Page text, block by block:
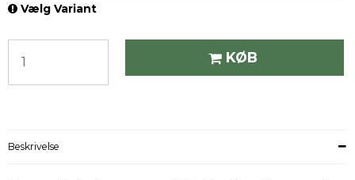
Vælg Variant
KØB
Beskrivelse